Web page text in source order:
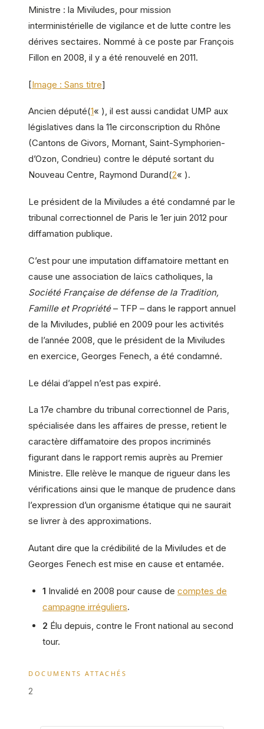
Ministre : la Miviludes, pour mission
interministérielle de vigilance et de lutte contre les
dérives sectaires. Nommé à ce poste par François
Fillon en 2008, il y a été renouvelé en 2011.
[Image : Sans titre]
Ancien député(1« ), il est aussi candidat UMP aux
législatives dans la 11e circonscription du Rhône
(Cantons de Givors, Mornant, Saint-Symphorien-
d’Ozon, Condrieu) contre le député sortant du
Nouveau Centre, Raymond Durand(2« ).
Le président de la Miviludes a été condamné par le
tribunal correctionnel de Paris le 1er juin 2012 pour
diffamation publique.
C’est pour une imputation diffamatoire mettant en
cause une association de laïcs catholiques, la
Société Française de défense de la Tradition,
Famille et Propriété– TFP – dans le rapport annuel
de la Miviludes, publié en 2009 pour les activités
de l’année 2008, que le président de la Miviludes
en exercice, Georges Fenech, a été condamné.
Le délai d’appel n’est pas expiré.
La 17e chambre du tribunal correctionnel de Paris,
spécialisée dans les affaires de presse, retient le
caractère diffamatoire des propos incriminés
figurant dans le rapport remis auprès au Premier
Ministre. Elle relève le manque de rigueur dans les
vérifications ainsi que le manque de prudence dans
l’expression d’un organisme étatique qui ne saurait
se livrer à des approximations.
Autant dire que la crédibilité de la Miviludes et de
Georges Fenech est mise en cause et entamée.
1 Invalidé en 2008 pour cause de comptes de
campagne irréguliers.
2 Élu depuis, contre le Front national au second
tour.
DOCUMENTS ATTACHÉS
2